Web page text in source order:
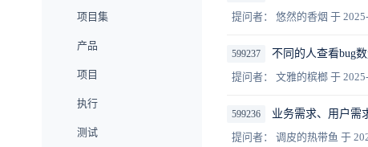
项目集
产品
项目
执行
测试
提问者： 悠然的香烟 于
599237 不同的人查看bug
提问者： 文雅的槟榔 于
599236 业务需求、用户需
提问者： 调皮的热带鱼 于